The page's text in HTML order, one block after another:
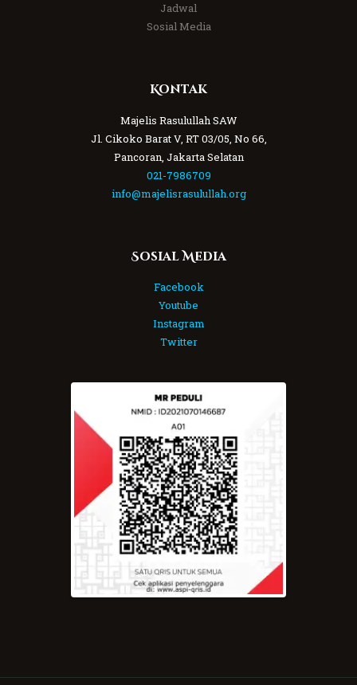
Jadwal
Sosial Media
Kontak
Majelis Rasulullah SAW
Jl. Cikoko Barat V, RT 03/05, No 66,
Pancoran, Jakarta Selatan
021-7986709
info@majelisrasulullah.org
Sosial Media
Facebook
Youtube
Instagram
Twitter